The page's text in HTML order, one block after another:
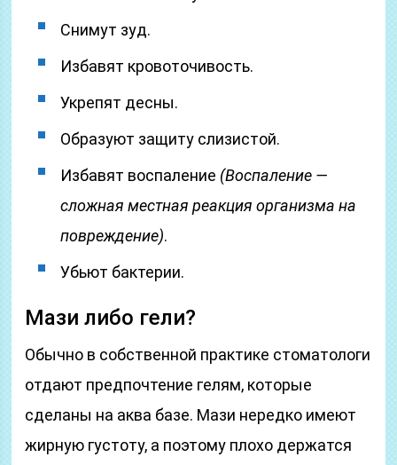
Снимут зуд.
Избавят кровоточивость.
Укрепят десны.
Образуют защиту слизистой.
Избавят воспаление (Воспаление —
сложная местная реакция организма на
повреждение).
Убьют бактерии.
Мази либо гели?
Обычно в собственной практике стоматологи
отдают предпочтение гелям, которые
сделаны на аква базе. Мази нередко имеют
жирную густоту, а поэтому плохо держатся